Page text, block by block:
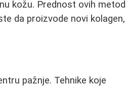
kožu. Prednost ovih
da proizvode novi kolagen,
pažnje. Tehnike koje